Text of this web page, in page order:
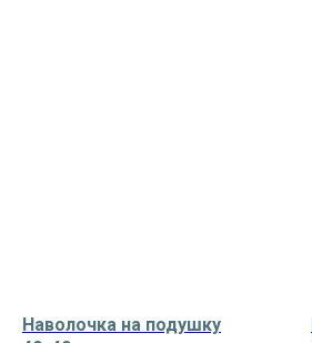
Наволочка на подушку